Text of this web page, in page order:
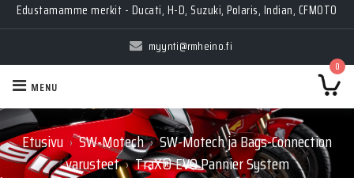
Edustamamme merkit - Ducati, H-D, Suzuki, Polaris, Indian, CFMOTO
myynti@rmheino.fi
0
MENU
Etusivu › SW-Motech › SW-Motech ja Bags-Connection
varusteet › TraX® EVO Pannier System